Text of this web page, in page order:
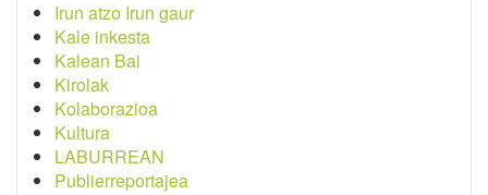
Irun atzo Irun gaur
Kale inkesta
Kalean Bai
Kirolak
Kolaborazioa
Kultura
LABURREAN
Publierreportajea